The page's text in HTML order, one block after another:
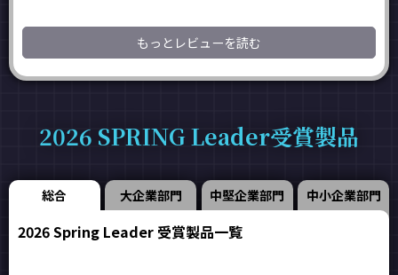
もっとレビューを読む
2026 SPRING Leader受賞製品
総合 大企業部門 中堅企業部門 中小企業部門
2026 Spring Leader 受賞製品一覧